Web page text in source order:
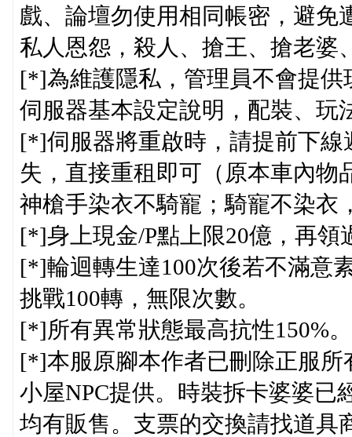
戲、論壇勿使用相同帳密，避免
私人恩怨，殺人、搶王、搶老婆
[*]為維護隱私，管理員不會提
伺服器基本設定說明，配裝、玩
[*]伺服器將重啟時，請提前下
失，直接重租即可（原本車內物
神槍手染衣不騎寵；騎寵不染衣
[*]身上現金/P點上限20億，再領
[*]輪迴轉生達100次後若不滿意
挑戰100轉，無限次數。
[*]所有異常狀態最高抗性150%
[*]本服原腳本作者已刪除正服所
小屋NPC提供。時裝拆卡婆婆已
均有販售。支票的交換請找道具